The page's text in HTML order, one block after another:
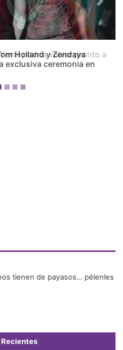
Holland y Zendaya
exclusiva ceremonia en
Next
tienen de payasos… pélenles
Recientes